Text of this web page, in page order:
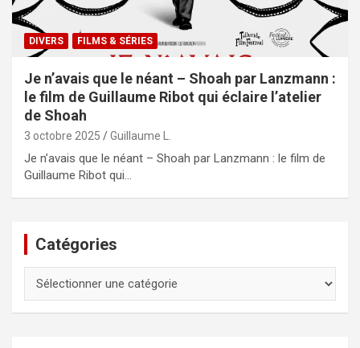
DIVERS FILMS & SÉRIES
Je n’avais que le néant – Shoah par Lanzmann :
le film de Guillaume Ribot qui éclaire l’atelier
de Shoah
3 octobre 2025 Guillaume L.
Je n’avais que le néant – Shoah par Lanzmann : le film de
Guillaume Ribot qui…
Catégories